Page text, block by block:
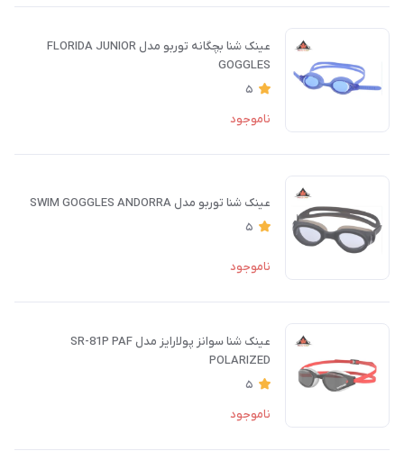
عینک شنا بچگانه توربو مدل FLORIDA JUNIOR
GOGGLES
5
ناموجود
عینک شنا توربو مدل SWIM GOGGLES ANDORRA
5
ناموجود
عینک شنا سوانز پولارایز مدل SR-81P PAF
POLARIZED
5
ناموجود